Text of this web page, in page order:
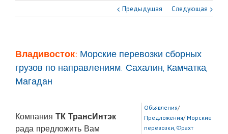
Предыдущая Следующая
Владивосток: Морские перевозки сборных
грузов по направлениям: Сахалин, Камчатка,
Магадан
Компания ТК ТрансИнтэк
рада предложить Вам
Объявления/
Предложения/ Морские
перевозки, Фрахт